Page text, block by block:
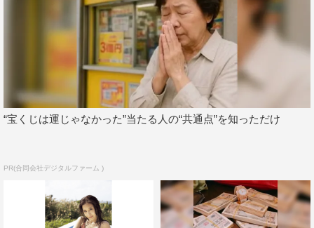
益田アンナ（グランプリ）
「右も左もわからなかった選考オーディション。くじけそ
“宝くじは運じゃなかった”当たる人の“共通点”を知っただけ
PR(合同会社デジタルファーム )